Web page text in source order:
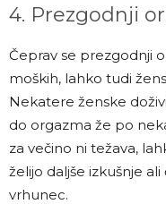
4. Prezgodnji
Čeprav se prezgodnji
moških, lahko tudi
Nekatere ženske
do orgazma že po
za večino ni težava,
želijo daljše izkušnje
vrhunec.